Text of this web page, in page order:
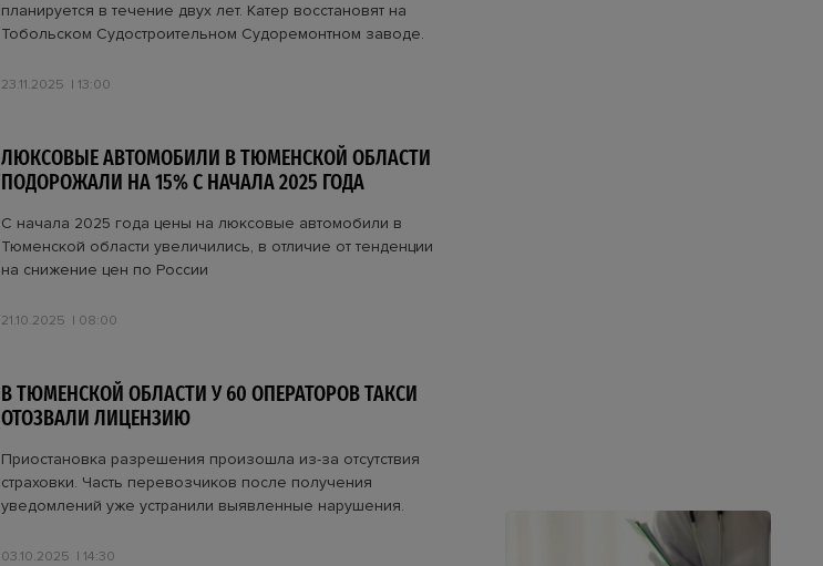
планируется в течение двух лет. Катер восстановят на
Тобольском Судостроительном Судоремонтном заводе.
23.11.2025 13:00
ЛЮКСОВЫЕ АВТОМОБИЛИ В ТЮМЕНСКОЙ ОБЛАСТИ
ПОДОРОЖАЛИ НА 15% С НАЧАЛА 2025 ГОДА
С начала 2025 года цены на люксовые автомобили в
Тюменской области увеличились, в отличие от тенденции
на снижение цен по России
21.10.2025 08:00
В ТЮМЕНСКОЙ ОБЛАСТИ У 60 ОПЕРАТОРОВ ТАКСИ
ОТОЗВАЛИ ЛИЦЕНЗИЮ
Приостановка разрешения произошла из-за отсутствия
страховки. Часть перевозчиков после получения
уведомлений уже устранили выявленные нарушения.
03.10.2025 14:30